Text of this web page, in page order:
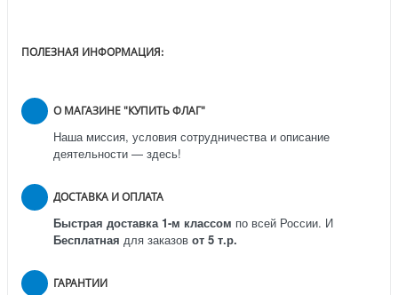
ПОЛЕЗНАЯ ИНФОРМАЦИЯ:
О МАГАЗИНЕ "КУПИТЬ ФЛАГ"
Наша миссия, условия сотрудничества и описание
деятельности — здесь!
ДОСТАВКА И ОПЛАТА
Быстрая доставка 1-м классом по всей России. И
Бесплатная для заказов от 5 т.р.
ГАРАНТИИ